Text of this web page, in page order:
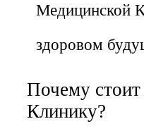
Медицинской
здоровом
Почему
Клинику?